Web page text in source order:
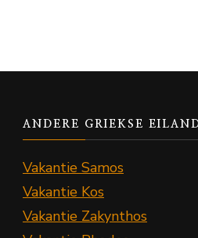
ANDERE GRIEKSE
Vakantie Samos
Vakantie Kos
Vakantie Zakynthos